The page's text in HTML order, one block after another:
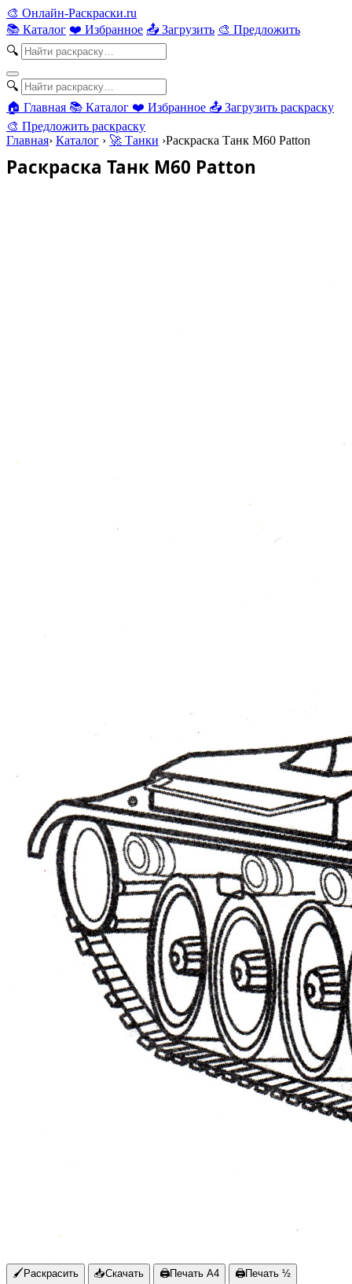
🎨 Онлайн-Раскраски.ru
📚 Каталог ❤️ Избранное 📤 Загрузить 🎨 Предложить
🔍
🔍
🏠 Главная 📚 Каталог ❤️ Избранное 📤 Загрузить раскраску
🎨 Предложить раскраску
Главная› Каталог › 🚀 Танки ›Раскраска Танк M60 Patton
Раскраска Танк M60 Patton
🖌 Раскрасить 📥Скачать 🖨Печать A4 🖨Печать ½